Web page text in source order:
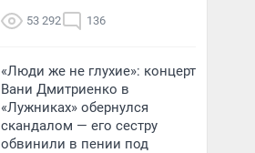
53 292 136
«Люди же не глухие»: концерт
Вани Дмитриенко в
«Лужниках» обернулся
скандалом — его сестру
обвинили в пении под